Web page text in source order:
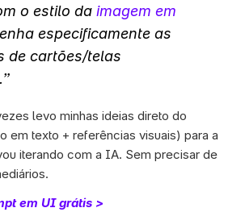
o estilo da imagem em
especificamente as
de cartões/telas
levo minhas ideias direto do
em texto + referências visuais) para a
iterando com a IA. Sem precisar de
em UI grátis >